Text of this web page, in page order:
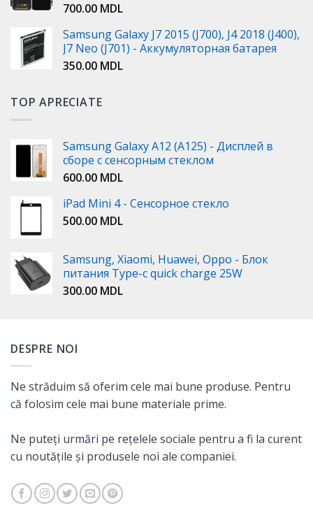
700.00 MDL
Samsung Galaxy J7 2015 (J700), J4 2018 (J400),
J7 Neo (J701) - Аккумуляторная батарея
350.00 MDL
TOP APRECIATE
Samsung Galaxy A12 (A125) - Дисплей в
сборе с сенсорным стеклом
600.00 MDL
iPad Mini 4 - Сенсорное стекло
500.00 MDL
Samsung, Xiaomi, Huawei, Oppo - Блок
питания Type-c quick charge 25W
300.00 MDL
DESPRE NOI
Ne străduim să oferim cele mai bune produse. Pentru
că folosim cele mai bune materiale prime.
Ne puteți urmări pe rețelele sociale pentru a fi la curent
cu noutățile și produsele noi ale companiei.